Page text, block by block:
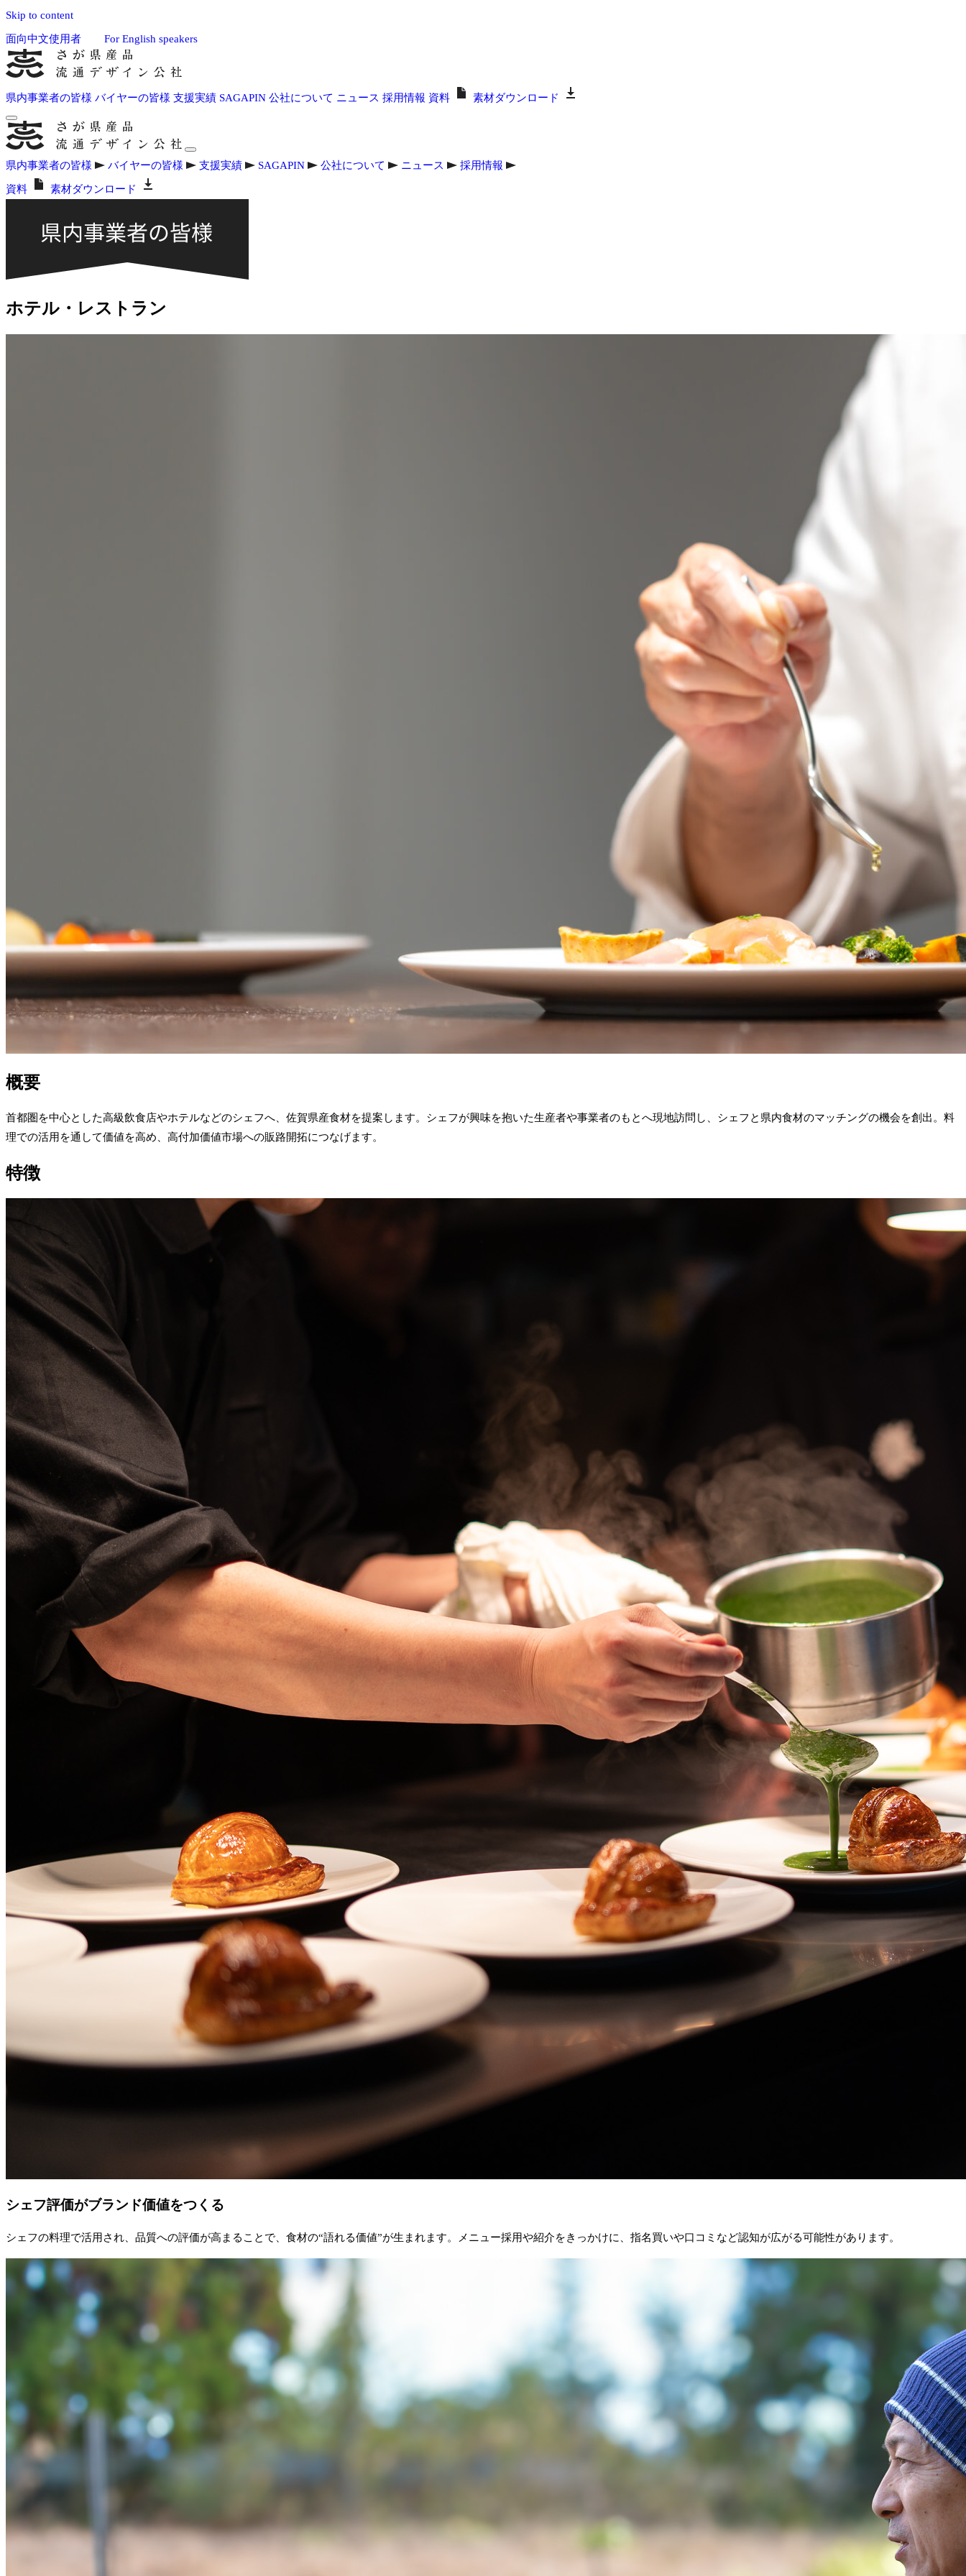
Skip to content
面向中文使用者 For English speakers
県内事業者の皆様 バイヤーの皆様 支援実績 SAGAPIN 公社について ニュース 採用情報 資料 素材ダウンロード
県内事業者の皆様 バイヤーの皆様 支援実績 SAGAPIN 公社について ニュース 採用情報
資料 素材ダウンロード
ホテル・レストラン
概要
首都圏を中心とした高級飲食店やホテルなどのシェフへ、佐賀県産食材を提案します。シェフが興味を抱いた生産者や事業者のもとへ現地訪問し、シェフと県内食材のマッチングの機会を創出。料
理での活用を通して価値を高め、高付加価値市場への販路開拓につなげます。
特徴
シェフ評価がブランド価値をつくる
シェフの料理で活用され、品質への評価が高まることで、食材の“語れる価値”が生まれます。メニュー採用や紹介をきっかけに、指名買いや口コミなど認知が広がる可能性があります。